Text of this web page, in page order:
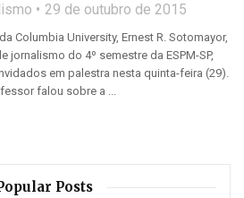
29 de outubro de 2015
Columbia University, Ernest R. Sotomayor,
jornalismo do 4º semestre da ESPM-SP,
em palestra nesta quinta-feira (29).
falou sobre a ...
Posts